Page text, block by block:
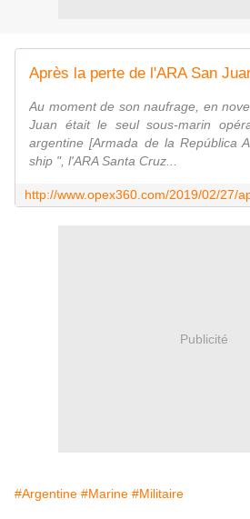
Au moment de son naufrage, en
Juan était le seul sous-marin
argentine [Armada de la República
ship ", l'ARA Santa Cruz...
Publicité
#Argentine #Marine #Militaire